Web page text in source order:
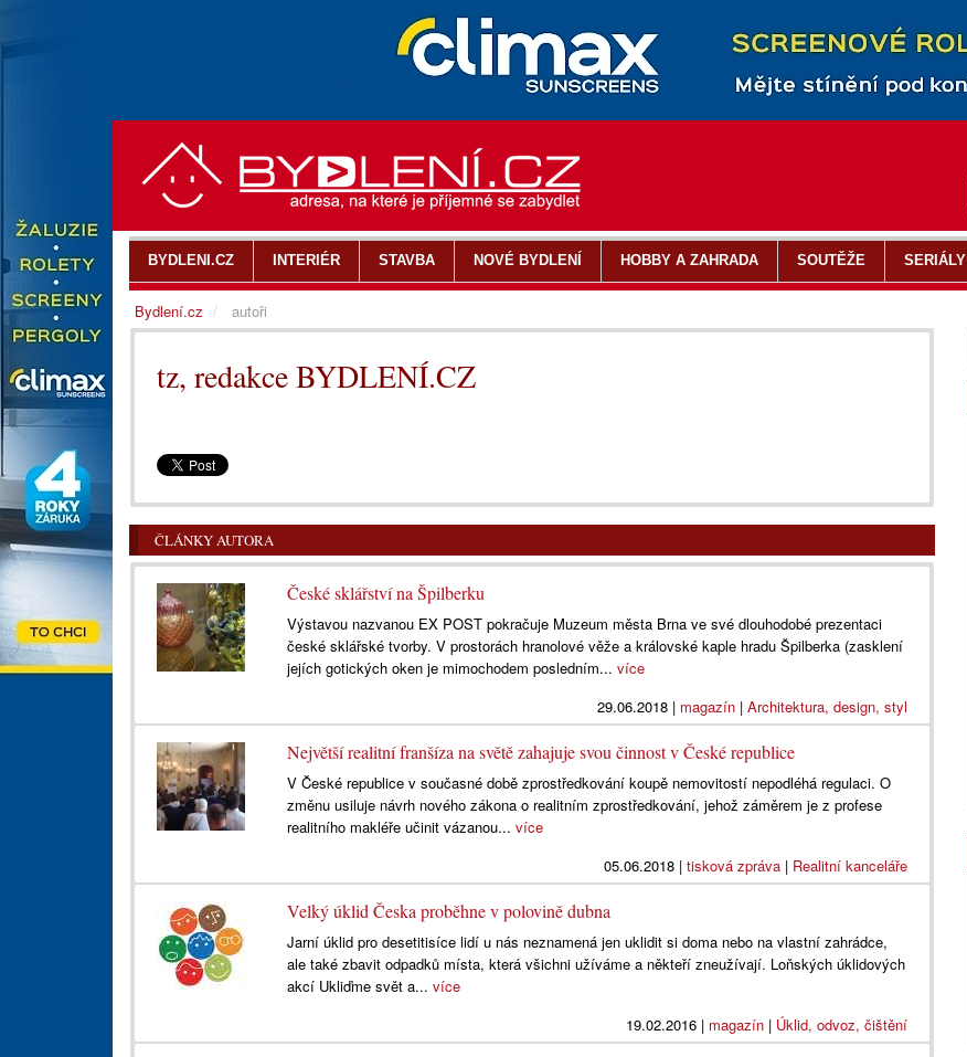
tz, redakce BYDLENÍ.CZ
ČLÁNKY AUTORA
České sklářství na Špilberku
Výstavou nazvanou EX POST pokračuje Muzeum města Brna ve své dlouhodobé prezentaci
české sklářské tvorby. V prostorách hranolové věže a královské kaple hradu Špilberka (zasklení
jejích gotických oken je mimochodem posledním...více
29.06.2018| magazín| Architektura, design, styl
Největší realitní franšíza na světě zahajuje svou činnost v České republice
V České republice v současné době zprostředkování koupě nemovitostí nepodléhá regulaci. O
změnu usiluje návrh nového zákona o realitním zprostředkování, jehož záměrem je z profese
realitního makléře učinit vázanou...více
05.06.2018| tisková zpráva| Realitní kanceláře
Velký úklid Česka proběhne v polovině dubna
Jarní úklid pro desetitisíce lidí u nás neznamená jen uklidit si doma nebo na vlastní zahrádce,
ale také zbavit odpadků místa, která všichni užíváme a někteří zneužívají. Loňských úklidových
akcí Ukliďme svět a...více
19.02.2016| magazín| Úklid, odvoz, čištění
BYDLENI.CZ INTERIÉR STAVBA NOVÉ BYDLENÍ HOBBY A ZAHRADA SOUTĚŽE SERIÁLY
Bydlení.cz autoři